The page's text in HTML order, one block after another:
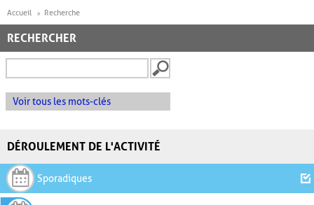
Accueil Recherche
RECHERCHER
Voir tous les mots-clés
DÉROULEMENT DE L'ACTIVITÉ
Sporadiques